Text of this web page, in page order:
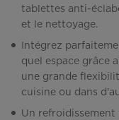
tablettes anti-
et le nettoyage.
Intégrez
quel espace grâce
une grande
cuisine ou dans
Un refroidissement